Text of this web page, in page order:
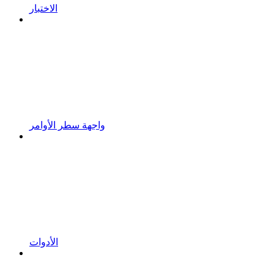
الاختبار
واجهة سطر الأوامر
الأدوات